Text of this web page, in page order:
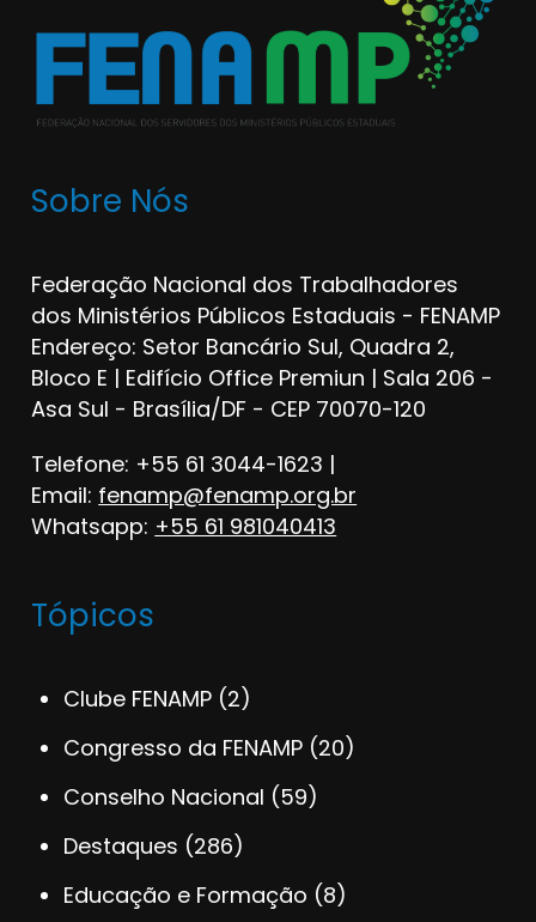
Sobre Nós
Federação Nacional dos Trabalhadores
dos Ministérios Públicos Estaduais - FENAMP
Endereço: Setor Bancário Sul, Quadra 2,
Bloco E | Edifício Office Premiun | Sala 206 -
Asa Sul - Brasília/DF - CEP 70070-120
Telefone: +55 61 3044-1623 |
Email: fenamp@fenamp.org.br
Whatsapp: +55 61 981040413
Tópicos
Clube FENAMP (2)
Congresso da FENAMP (20)
Conselho Nacional (59)
Destaques (286)
Educação e Formação (8)